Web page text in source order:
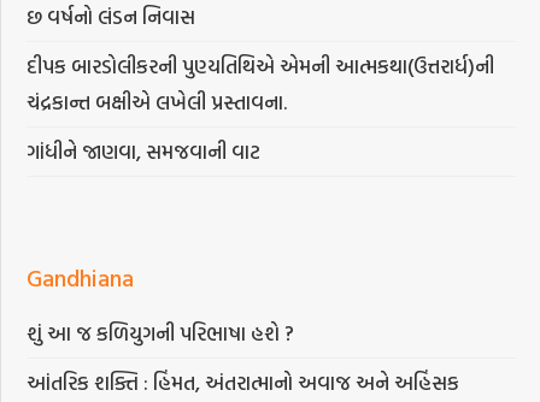
છ વર્ષનો લંડન નિવાસ
દીપક બારડોલીકરની પુણ્યતિથિએ એમની આત્મકથા(ઉત્તરાર્ધ)ની
ચંદ્રકાન્ત બક્ષીએ લખેલી પ્રસ્તાવના.
ગાંધીને જાણવા, સમજવાની વાટ
Gandhiana
શું આ જ કળિયુગની પરિભાષા હશે ?
આંતરિક શક્તિ : હિંમત, અંતરાત્માનો અવાજ અને અહિંસક